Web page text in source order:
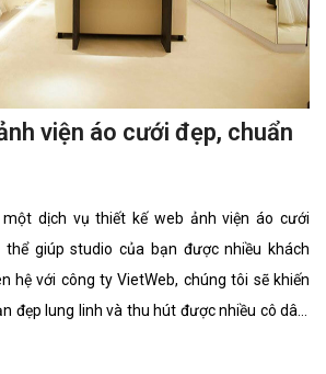
viện áo cưới đẹp, chuẩn
dịch vụ thiết kế web ảnh viện áo cưới
thể giúp studio của bạn được nhiều khách
hệ với công ty VietWeb, chúng tôi sẽ khiến
đẹp lung linh và thu hút được nhiều cô dâu,